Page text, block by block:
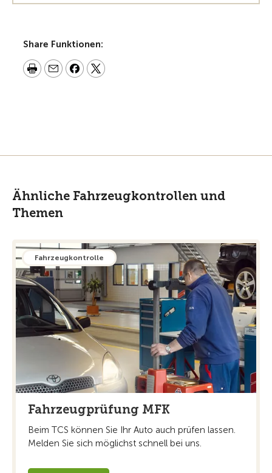
Share Funktionen:
Ähnliche Fahrzeugkontrollen und
Themen
Fahrzeugkontrolle
Fahrzeugprüfung MFK
Beim TCS können Sie Ihr Auto auch prüfen lassen.
Melden Sie sich möglichst schnell bei uns.